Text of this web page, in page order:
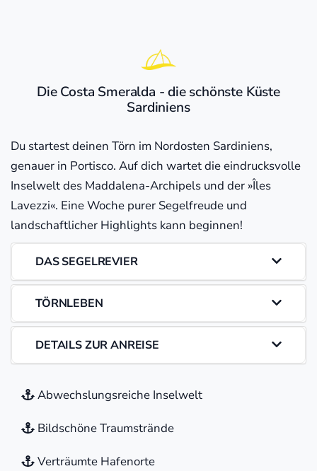
Die Costa Smeralda - die schönste Küste
Sardiniens
Du startest deinen Törn im Nordosten Sardiniens,
genauer in Portisco. Auf dich wartet die eindrucksvolle
Inselwelt des Maddalena-Archipels und der »Îles
Lavezzi«. Eine Woche purer Segelfreude und
landschaftlicher Highlights kann beginnen!
DAS SEGELREVIER
TÖRNLEBEN
DETAILS ZUR ANREISE
Abwechslungsreiche Inselwelt
Bildschöne Traumstrände
Verträumte Hafenorte